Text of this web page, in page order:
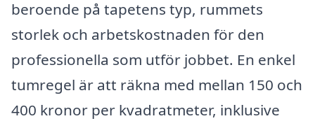
beroende på tapetens typ, rummets
storlek och arbetskostnaden för den
professionella som utför jobbet. En enkel
tumregel är att räkna med mellan 150 och
400 kronor per kvadratmeter, inklusive